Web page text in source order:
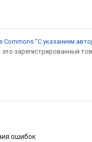
Commons "С указанием
это зарегистрированный
ошибок